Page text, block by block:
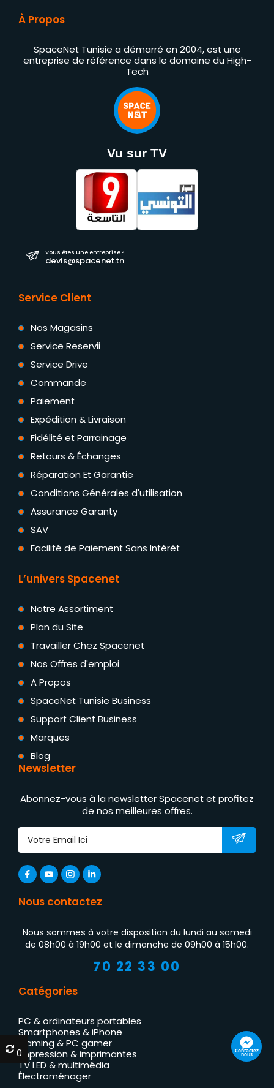
À Propos
SpaceNet Tunisie a démarré en 2004, est une
entreprise de référence dans le domaine du High-
Tech
Vu sur TV
Vous êtes une entreprise ?
devis@spacenet.tn
Service Client
Nos Magasins
Service Reservii
Service Drive
Commande
Paiement
Expédition & Livraison
Fidélité et Parrainage
Retours & Échanges
Réparation Et Garantie
Conditions Générales d'utilisation
Assurance Garanty
SAV
Facilité de Paiement Sans Intérêt
L’univers Spacenet
Notre Assortiment
Plan du Site
Travailler Chez Spacenet
Nos Offres d'emploi
A Propos
SpaceNet Tunisie Business
Support Client Business
Marques
Blog
Newsletter
Abonnez-vous à la newsletter Spacenet et profitez
de nos meilleures offres.
Nous contactez
Nous sommes à votre disposition du lundi au samedi
de 08h00 à 19h00 et le dimanche de 09h00 à 15h00.
70 22 33 00
Catégories
PC & ordinateurs portables
Smartphones & iPhone
Gaming & PC gamer
Impression & imprimantes
TV LED & multimédia
Électroménager
Contactez
nous
0
0